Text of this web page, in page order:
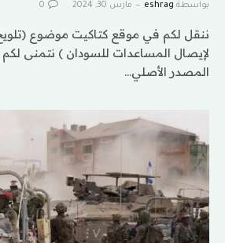
بواسطة eshrag مارس 30, 2024 0
ننقل لكم في موقع كتاكيت موضوع
لإيصال المساعدات للسودان ) نتمنى لكم
المصدر الأصلي…